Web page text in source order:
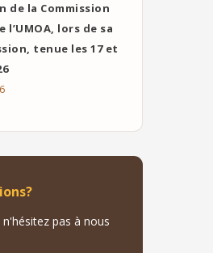
de la Commission
l’UMOA, lors de sa
tenue les 17 et
pas à nous